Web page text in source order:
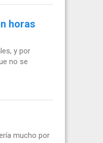
horas
y por
no se
mucho por